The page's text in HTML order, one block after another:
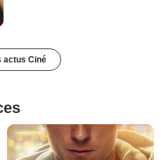
actus Ciné